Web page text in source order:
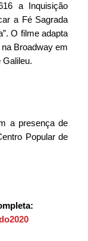
a Inquisição
a Fé Sagrada
O filme adapta
Broadway em
Galileu.
Popular de